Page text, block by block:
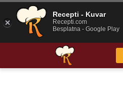
Recepti - Kuvar
Recepti.com
Besplatna - Google Play